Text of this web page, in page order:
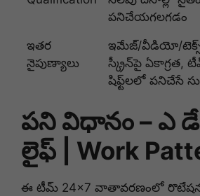
పనిచేయగలగడం
ఇతర
నైపుణ్యాలు
ఇమేజ్/వీడియో/టెక్స్ట్
స్క్రీన్‌పై ఏకాగ్రత,
షిఫ్ట్‌లలో పనిచేసే
పని విధానం – ఎ
లైఫ్ | Work
ఈ టీమ్ 24×7 వాతావరణంలో